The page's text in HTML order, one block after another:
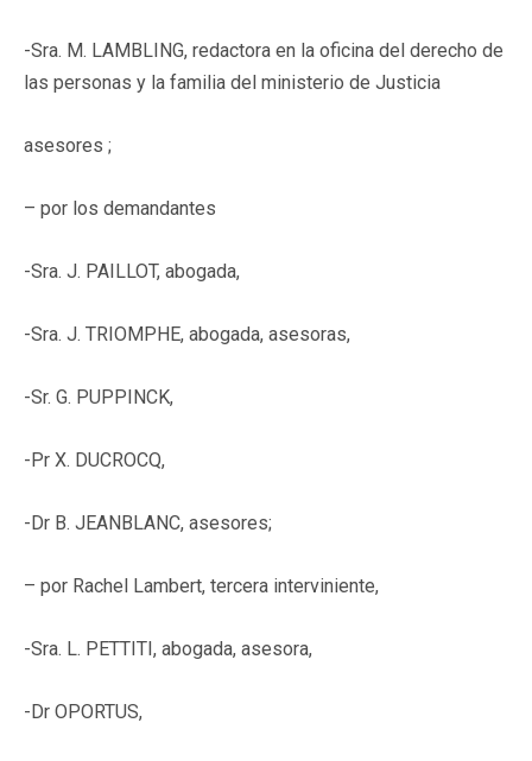
-Sra. M. LAMBLING, redactora en la oficina del derecho de
las personas y la familia del ministerio de Justicia
asesores ;
– por los demandantes
-Sra. J. PAILLOT, abogada,
-Sra. J. TRIOMPHE, abogada, asesoras,
-Sr. G. PUPPINCK,
-Pr X. DUCROCQ,
-Dr B. JEANBLANC, asesores;
– por Rachel Lambert, tercera interviniente,
-Sra. L. PETTITI, abogada, asesora,
-Dr OPORTUS,